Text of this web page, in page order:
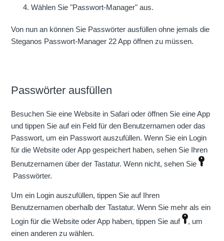
Wählen Sie "Passwort-Manager" aus.
Von nun an können Sie Passwörter ausfüllen ohne jemals die
Steganos Passwort-Manager 22 App öffnen zu müssen.
Passwörter ausfüllen
Besuchen Sie eine Website in Safari oder öffnen Sie eine App
und tippen Sie auf ein Feld für den Benutzernamen oder das
Passwort, um ein Passwort auszufüllen. Wenn Sie ein Login
für die Website oder App gespeichert haben, sehen Sie Ihren
Benutzernamen über der Tastatur. Wenn nicht, sehen Sie
Passwörter.
Um ein Login auszufüllen, tippen Sie auf Ihren
Benutzernamen oberhalb der Tastatur. Wenn Sie mehr als ein
Login für die Website oder App haben, tippen Sie auf
, um
einen anderen zu wählen.